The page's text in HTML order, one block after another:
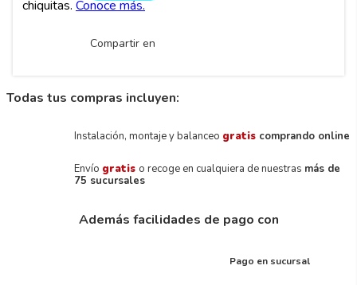
Compartir en
Todas tus compras incluyen:
Instalación, montaje y balanceo gratis comprando online
Envío gratis o recoge en cualquiera de nuestras más de
75 sucursales
Además facilidades de pago con
Pago en sucursal